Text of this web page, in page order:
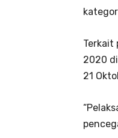
Terkait
2020
21